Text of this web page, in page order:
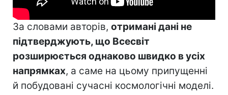
За словами авторів, отримані дані не
підтверджують, що Всесвіт
розширюється однаково швидко в усіх
напрямках, а саме на цьому припущенні
й побудовані сучасні космологічні моделі.